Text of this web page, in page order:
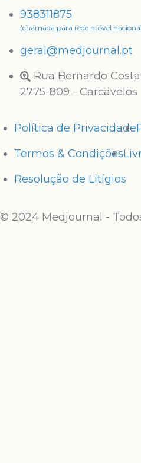
938311875
(chamada para rede móvel
geral@medjournal.pt
Rua Bernardo Costa
2775-809 - Carcavelos
Política de Privacidade
Termos & Condições
Resolução de Litígios
© 2024 Medjournal -